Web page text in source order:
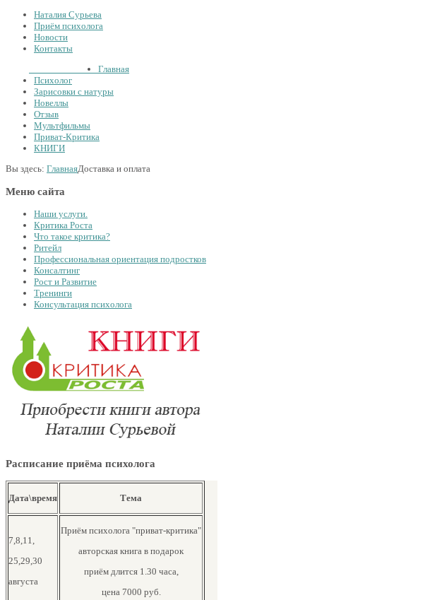
Наталия Сурьева
Приём психолога
Новости
Контакты
234-19-32 Главная
Психолог
Зарисовки с натуры
Новеллы
Отзыв
Мультфильмы
Приват-Критика
КНИГИ
Вы здесь: ГлавнаяДоставка и оплата
Меню сайта
Наши услуги.
Критика Роста
Что такое критика?
Ритейл
Профессиональная ориентация подростков
Консалтинг
Рост и Развитие
Тренинги
Консультация психолога
Расписание приёма психолога
Дата\время Тема
7,8,11,
25,29,30
августа
Приём психолога "приват-критика"
авторская книга в подарок
приём длится 1.30 часа,
цена 7000 руб.